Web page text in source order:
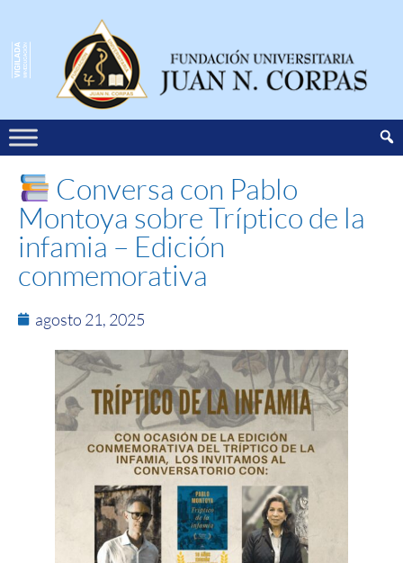
Conversa con Pablo
Montoya sobre Tríptico de la
infamia – Edición
conmemorativa
agosto 21, 2025